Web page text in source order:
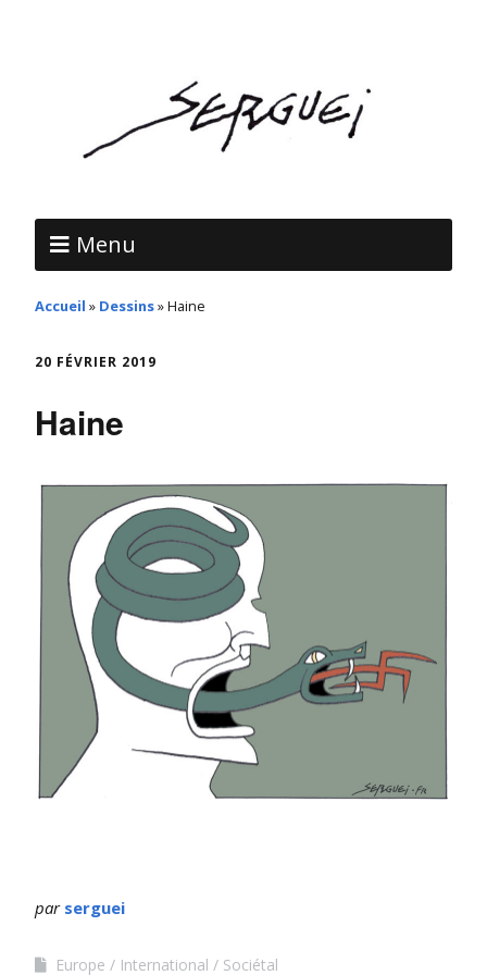
Menu
Accueil » Dessins»Haine
20 FÉVRIER 2019
Haine
par serguei
Europe International Sociétal